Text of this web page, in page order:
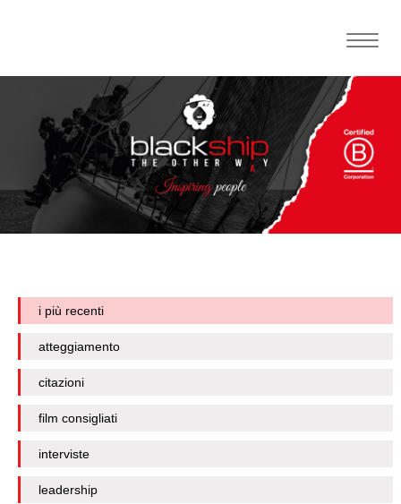
Toggle
i più recenti
atteggiamento
citazioni
film consigliati
interviste
leadership